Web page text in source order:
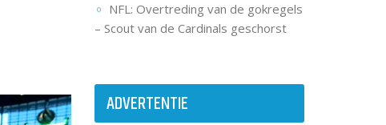
NFL: Overtreding van de gokregels
– Scout van de Cardinals geschorst
ADVERTENTIE